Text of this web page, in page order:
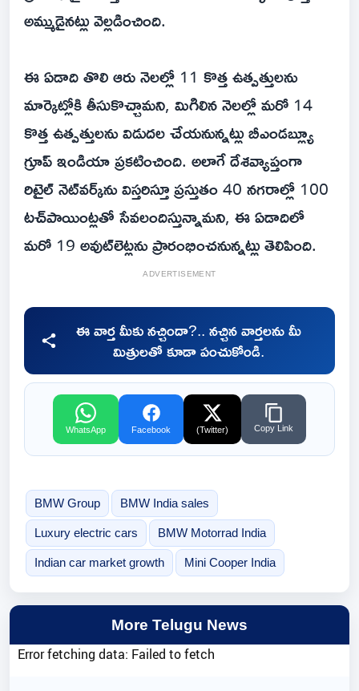
అమ్ముడైనట్లు వెల్లడించింది.
ఈ ఏడాది తొలి ఆరు నెలల్లో 11 కొత్త ఉత్పత్తులను
మార్కెట్లోకి తీసుకొచ్చామని, మిగిలిన నెలల్లో మరో 14
కొత్త ఉత్పత్తులను విడుదల చేయనున్నట్లు బీఎండబ్ల్యూ
గ్రూప్‌ ఇండియా ప్రకటించింది. అలాగే దేశవ్యాప్తంగా
రిటైల్‌ నెట్‌వర్క్‌ను విస్తరిస్తూ ప్రస్తుతం 40 నగరాల్లో 100
టచ్‌పాయింట్లతో సేవలందిస్తున్నామని, ఈ ఏడాదిలో
మరో 19 అవుట్‌లెట్లను ప్రారంభించనున్నట్లు తెలిపింది.
ADVERTISEMENT
ఈ వార్త మీకు నచ్చిందా?.. నచ్చిన వార్తలను మీ
మిత్రులతో కూడా పంచుకోండి.
WhatsApp Facebook (Twitter) Copy Link
BMW Group BMW India sales
Luxury electric cars BMW Motorrad India
Indian car market growth Mini Cooper India
More Telugu News
Error fetching data: Failed to fetch